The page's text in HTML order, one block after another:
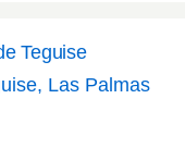
Teguise
Las Palmas